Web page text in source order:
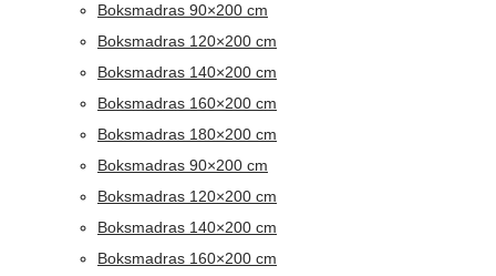
Boksmadras 90×200 cm
Boksmadras 120×200 cm
Boksmadras 140×200 cm
Boksmadras 160×200 cm
Boksmadras 180×200 cm
Boksmadras 90×200 cm
Boksmadras 120×200 cm
Boksmadras 140×200 cm
Boksmadras 160×200 cm